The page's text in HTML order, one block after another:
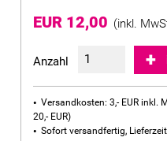
EUR 12,00 (inkl.
Anzahl
Versandkosten: 3,- EUR inkl.
20,- EUR)
Sofort versandfertig,